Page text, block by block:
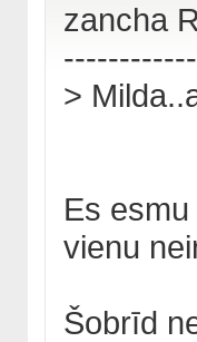
zancha
>
Es
vienu
Šobrīd